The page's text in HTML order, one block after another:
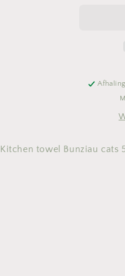
Kitchen towel Bunziau cats